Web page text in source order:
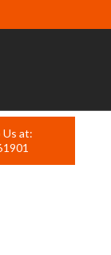
at: